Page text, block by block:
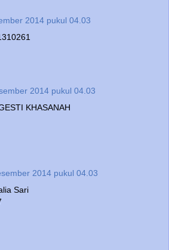
2014 pukul 04.03
2014 pukul 04.03
KHASANAH
2014 pukul 04.03
Sari